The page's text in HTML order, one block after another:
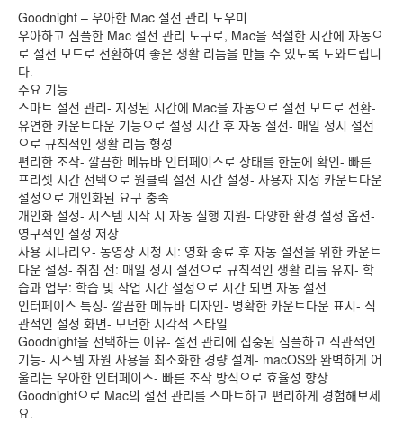
Goodnight – 우아한 Mac 절전 관리 도우미
우아하고 심플한 Mac 절전 관리 도구로, Mac을 적절한 시간에 자동으
로 절전 모드로 전환하여 좋은 생활 리듬을 만들 수 있도록 도와드립니
다.
주요 기능
스마트 절전 관리- 지정된 시간에 Mac을 자동으로 절전 모드로 전환-
유연한 카운트다운 기능으로 설정 시간 후 자동 절전- 매일 정시 절전
으로 규칙적인 생활 리듬 형성
편리한 조작- 깔끔한 메뉴바 인터페이스로 상태를 한눈에 확인- 빠른
프리셋 시간 선택으로 원클릭 절전 시간 설정- 사용자 지정 카운트다운
설정으로 개인화된 요구 충족
개인화 설정- 시스템 시작 시 자동 실행 지원- 다양한 환경 설정 옵션-
영구적인 설정 저장
사용 시나리오- 동영상 시청 시: 영화 종료 후 자동 절전을 위한 카운트
다운 설정- 취침 전: 매일 정시 절전으로 규칙적인 생활 리듬 유지- 학
습과 업무: 학습 및 작업 시간 설정으로 시간 되면 자동 절전
인터페이스 특징- 깔끔한 메뉴바 디자인- 명확한 카운트다운 표시- 직
관적인 설정 화면- 모던한 시각적 스타일
Goodnight을 선택하는 이유- 절전 관리에 집중된 심플하고 직관적인
기능- 시스템 자원 사용을 최소화한 경량 설계- macOS와 완벽하게 어
울리는 우아한 인터페이스- 빠른 조작 방식으로 효율성 향상
Goodnight으로 Mac의 절전 관리를 스마트하고 편리하게 경험해보세
요.